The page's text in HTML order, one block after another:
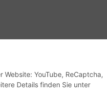
YouTube, ReCaptcha,
Details finden Sie unter